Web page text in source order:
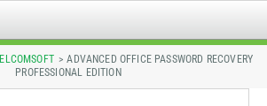
ELCOMSOFT > ADVANCED OFFICE PASSWORD RECOVERY
PROFESSIONAL EDITION